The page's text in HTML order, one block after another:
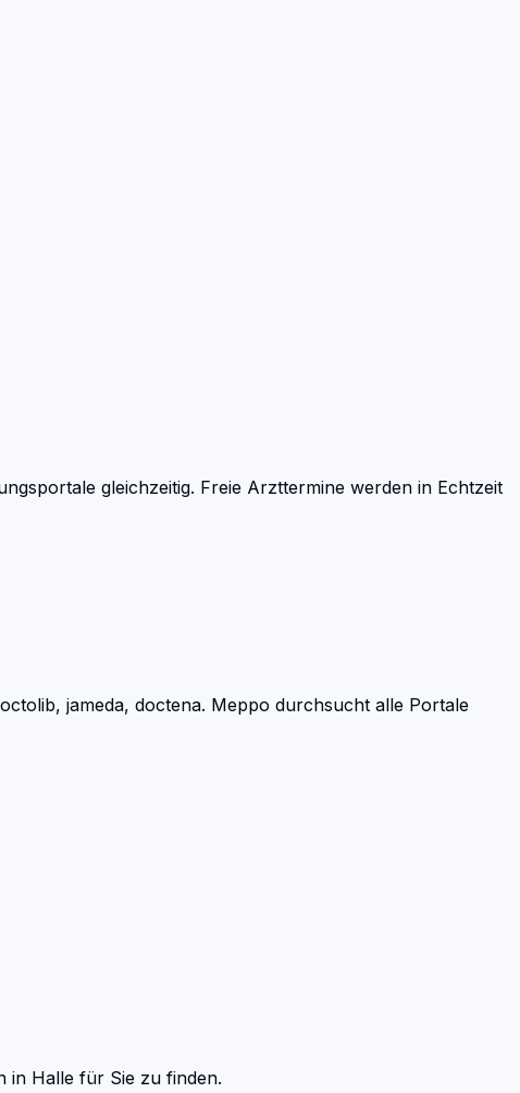
gleichzeitig. Freie Arzttermine werden in Echtzeit
jameda, doctena. Meppo durchsucht alle Portale
in Halle für Sie zu finden.